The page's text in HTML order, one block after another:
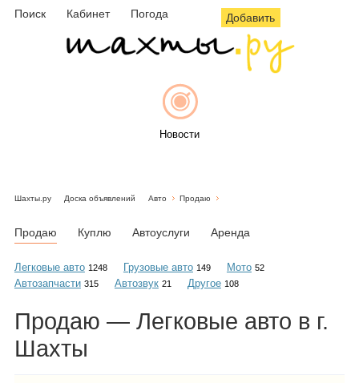
Поиск Кабинет Погода Добавить
Новости
Объявления
Шахты.ру Доска объявлений Авто Продаю
Продаю Куплю Автоуслуги Аренда
Легковые авто 1248 Грузовые авто 149 Мото 52
Автозапчасти 315 Автозвук 21 Другое 108
Продаю — Легковые авто в г.
Шахты